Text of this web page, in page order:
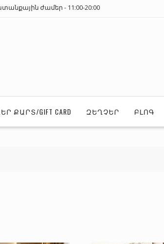
ժամեր - 11:00-20:00
ՔԱՐՏ/GIFT CARD ԶԵՂՉԵՐ ԲԼՈԳ